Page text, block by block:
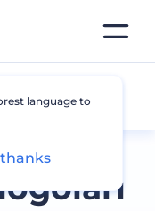
language to